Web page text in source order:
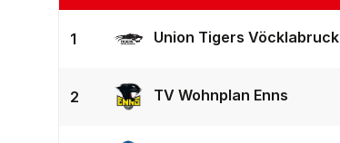
1 Union Tigers Vöcklabruck
2 TV Wohnplan Enns